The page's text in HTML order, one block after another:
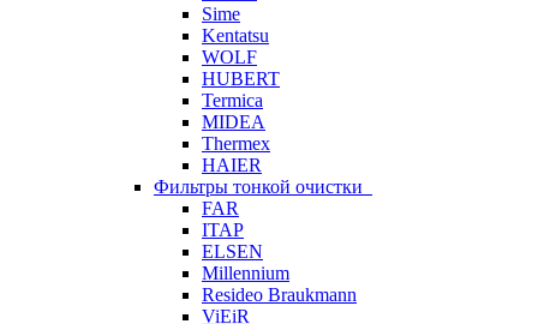
Sime
Kentatsu
WOLF
HUBERT
Termica
MIDEA
Thermex
HAIER
Фильтры тонкой очистки
FAR
ITAP
ELSEN
Millennium
Resideo Braukmann
ViEiR